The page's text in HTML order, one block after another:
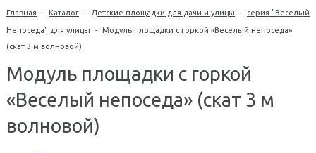
Главная - Каталог - Детские площадки для дачи и улицы - серия "Веселый
Непоседа" для улицы - Модуль площадки с горкой «Веселый непоседа»
(скат 3 м волновой)
Модуль площадки с горкой
«Веселый непоседа» (скат 3 м
волновой)